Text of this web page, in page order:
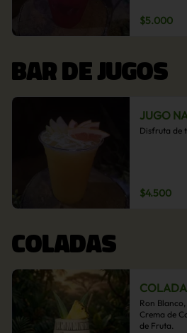
$5.000
BAR DE JUGOS
JUGO
Disfruta de
$4.500
COLADAS
Ron
Crema de
de Fruta.